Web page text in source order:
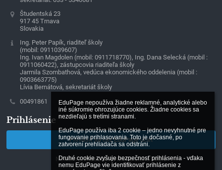
EduPage nepoužíva žiadne reklamné, analytické alebo
iné súkromie ohrozujúce cookies. Žiadne cookies sa
nezdieľajú s tretími stranami.
EduPage používa iba 2 cookie – jedno nevyhnutné pre
fungovanie prihlasovania. Toto je dočasné, po
zatvorení prehliadača sa odstráni.
Druhé cookie zvyšuje bezpečnosť prihlásenia - vďaka
nemu EduPage vie identifikovať prihlásenie z
Študentská 23
917 45 Trnava
Slovakia
Ing. Peter Papík, riaditeľ školy
(mobil: 0911039607)
Ing. Ivan Magdolen (mobil: 0911718770), Ing. Dana Selecká (mobil :
0911060422), zástupcovia riaditeľa školy
Jarmila Szombathová, vedúca ekonomického oddelenia (mobil :
0903663775)
Lívia Bernátová, sekretariát školy
00491861
Prihlásenie
Prihlásiť sa cez EduPage účet
Neviem prihlasovacie meno alebo heslo